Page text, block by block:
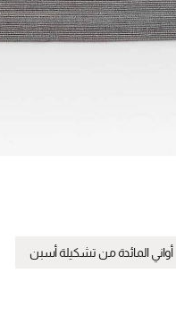
أواني المائدة من تشكيلة أسبن